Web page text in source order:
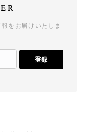
をお届けいたしま
登録